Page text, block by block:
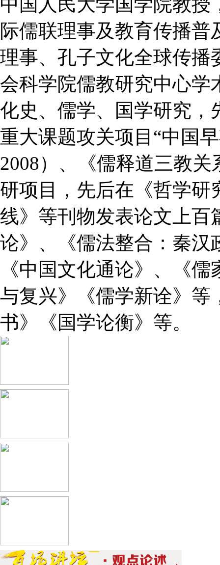
际儒联理事及教育传播
理事、孔子文化全球传播
会科学院儒教研究中心学
化史、儒学、国学研究，
重大课题攻关项目“中国
2008）、《儒释道三教关
研项目，先后在《哲学研
线》等刊物发表论文上百
论》、《儒法整合：秦汉
《中国文化通论》、《
与复兴》《儒学新诠》等
书》《国学论衡》等。